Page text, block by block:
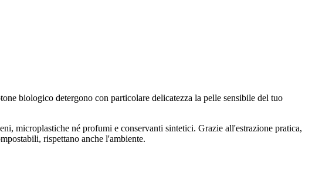
biologico detergono con particolare delicatezza la pelle sensibile del tuo
microplastiche né profumi e conservanti sintetici. Grazie all'estrazione pratica,
rispettano anche l'ambiente.